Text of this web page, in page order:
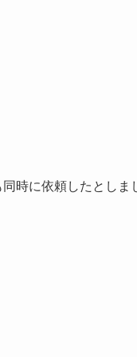
時に依頼したとしま